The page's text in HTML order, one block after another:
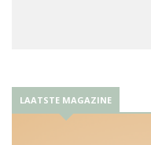
LAATSTE MAGAZINE